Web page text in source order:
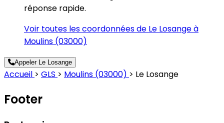
réponse rapide.
Voir toutes les coordonnées de Le Losange à
Moulins (03000)
Appeler Le Losange
Accueil > GLS > Moulins (03000) > Le Losange
Footer